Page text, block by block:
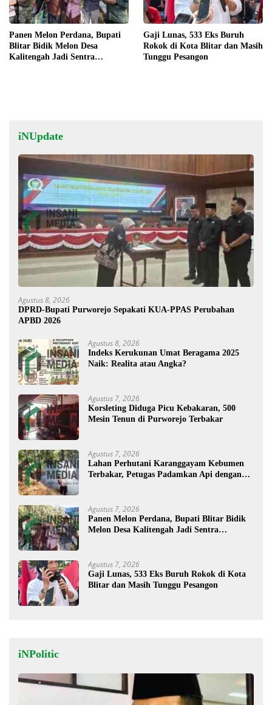
Panen Melon Perdana, Bupati
Blitar Bidik Melon Desa
Kalitengah Jadi Sentra
Gaji Lunas, 533 Eks Buruh
Rokok di Kota Blitar dan Masih
Tunggu Pesangon
iNUpdate
Agustus 8, 2026
DPRD-Bupati Purworejo Sepakati KUA-PPAS Perubahan
APBD 2026
Agustus 8, 2026
Indeks Kerukunan Umat Beragama 2025
Naik: Realita atau Angka?
Agustus 7, 2026
Korsleting Diduga Picu Kebakaran, 500
Mesin Tenun di Purworejo Terbakar
Agustus 7, 2026
Lahan Perhutani Karanggayam Kebumen
Terbakar, Petugas Padamkan Api dengan
Agustus 7, 2026
Panen Melon Perdana, Bupati Blitar Bidik
Melon Desa Kalitengah Jadi Sentra
Agustus 7, 2026
Gaji Lunas, 533 Eks Buruh Rokok di Kota
Blitar dan Masih Tunggu Pesangon
iNPolitic